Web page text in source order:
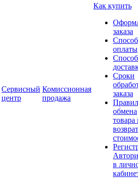
Сервисный
центр
Комиссионная
продажа
Как купить
заказа
оплаты
Сроки
заказа
обмена
товара
в